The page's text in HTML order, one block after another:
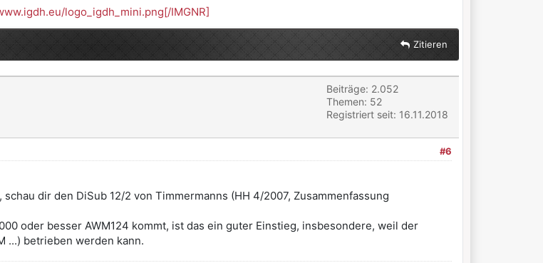
logo_igdh_mini.png[/IMGNR]
Zitieren
Beiträge: 2.052
Themen: 52
Registriert seit: 16.11.2018
#6
dir den DiSub 12/2 von Timmermanns (HH 4/2007, Zusammenfassung
oder besser AWM124 kommt, ist das ein guter Einstieg, insbesondere, weil der
...) betrieben werden kann.